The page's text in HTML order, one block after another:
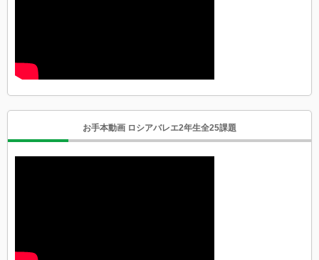
お手本動画 ロシアバレエ2年生全25課題